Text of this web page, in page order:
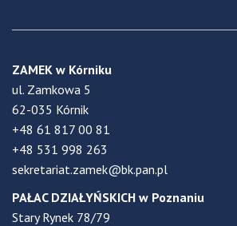
ZAMEK w Kórniku
ul. Zamkowa 5
62-035 Kórnik
+48 61 817 00 81
+48 531 998 263
sekretariat.zamek@bk.pan.pl
PAŁAC DZIAŁYŃSKICH w Poznaniu
Stary Rynek 78/79